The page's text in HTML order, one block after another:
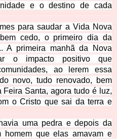
e o destino de cada
para saudar a Vida Nova
cedo, o primeiro dia da
A primeira manhã da Nova
o impacto positivo que
ao lerem essa
novo, tudo renovado, bem
Feira Santa, agora tudo é luz,
o Cristo que sai da terra e
uma pedra e depois da
que elas amavam e